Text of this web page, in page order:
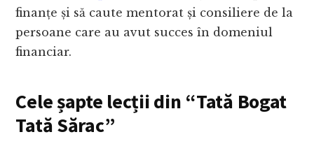
finanțe și să caute mentorat și consiliere de la
persoane care au avut succes în domeniul
financiar.
Cele șapte lecții din “Tată Bogat
Tată Sărac”